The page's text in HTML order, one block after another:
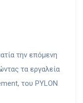
την επόμενη
τα εργαλεία
του PYLON